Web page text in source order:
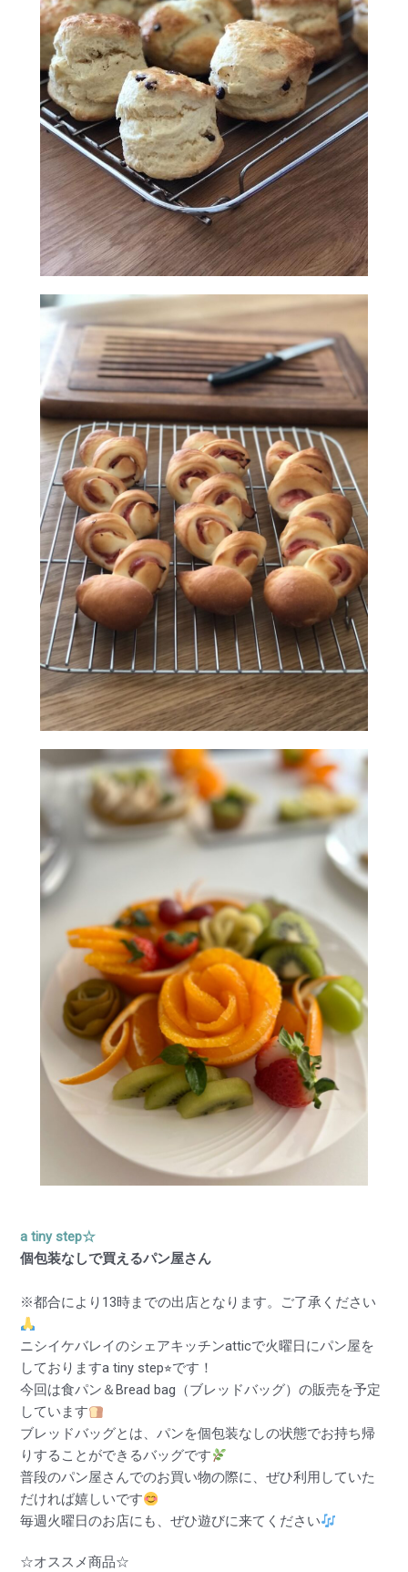
a tiny step☆
個包装なしで買えるパン屋さん
※都合により13時までの出店となります。ご了承ください
ニシイケバレイのシェアキッチンatticで火曜日にパン屋を
しておりますa tiny step⭐︎です！
今回は食パン＆Bread bag（ブレッドバッグ）の販売を予定
しています
ブレッドバッグとは、パンを個包装なしの状態でお持ち帰
りすることができるバッグです
普段のパン屋さんでのお買い物の際に、ぜひ利用していた
だければ嬉しいです
毎週火曜日のお店にも、ぜひ遊びに来てください
☆オススメ商品☆